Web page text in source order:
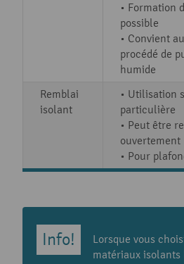
• Formation
possible
• Convient
procédé de
humide
Remblai
isolant
• Utilisation
particulière
• Peut être
ouvertement
• Pour
Lorsque vous
matériaux isolants